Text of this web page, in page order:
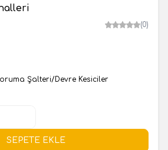
(0)
Şalteri/Devre Kesiciler
SEPETE EKLE